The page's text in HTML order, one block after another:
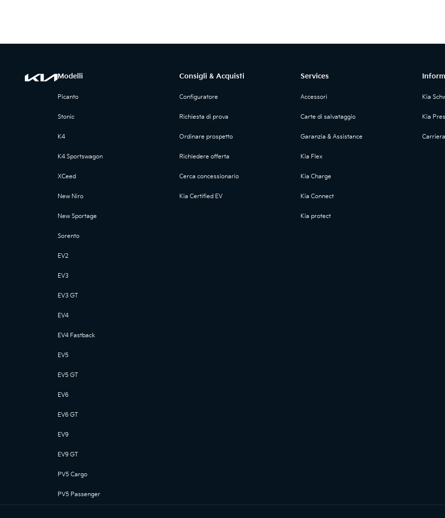
Modelli
Picanto
Stonic
K4
K4 Sportswagon
XCeed
New Niro
New Sportage
Sorento
EV2
EV3
EV3 GT
EV4
EV4 Fastback
EV5
EV5 GT
EV6
EV6 GT
EV9
EV9 GT
PV5 Cargo
PV5 Passenger
Consigli & Acquisti
Configuratore
Richiesta di prova
Ordinare prospetto
Richiedere offerta
Cerca concessionario
Kia Certified EV
Services
Accessori
Carte di salvataggio
Garanzia & Assistance
Kia Flex
Kia Charge
Kia Connect
Kia protect
Kia
Kia
Carriera